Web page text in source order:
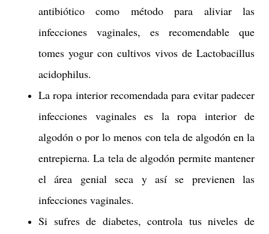
antibiótico como método para aliviar las
infecciones vaginales, es recomendable que
tomes yogur con cultivos vivos de Lactobacillus
acidophilus.
La ropa interior recomendada para evitar padecer
infecciones vaginales es la ropa interior de
algodón o por lo menos con tela de algodón en la
entrepierna. La tela de algodón permite mantener
el área genial seca y así se previenen las
infecciones vaginales.
Si sufres de diabetes, controla tus niveles de